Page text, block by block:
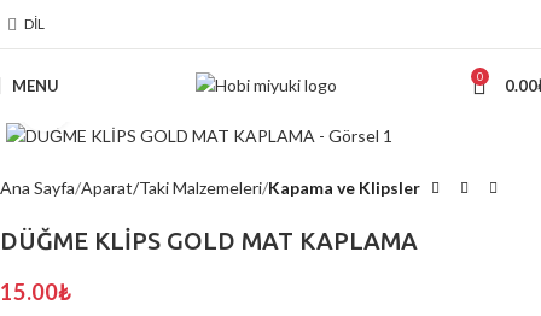
DIL
MENU 0 0.00
Ana Sayfa Aparat/Taki Malzemeleri Kapama ve Klipsler
DÜĞME KLİPS GOLD MAT KAPLAMA
15.00₺